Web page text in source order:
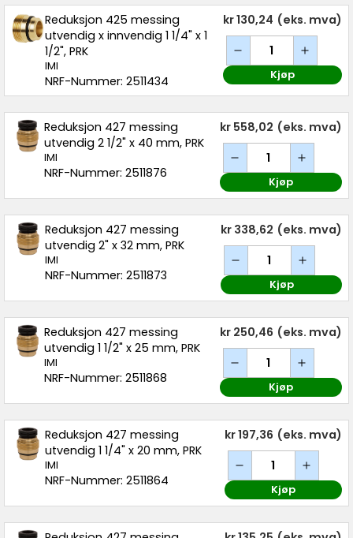
Reduksjon 425 messing
utvendig x innvendig 1 1/4" x 1
1/2", PRK
IMI
NRF-Nummer: 2511434
kr 130,24 (eks. mva)
Kjøp
Reduksjon 427 messing
utvendig 2 1/2" x 40 mm, PRK
IMI
NRF-Nummer: 2511876
kr 558,02 (eks. mva)
Kjøp
Reduksjon 427 messing
utvendig 2" x 32 mm, PRK
IMI
NRF-Nummer: 2511873
kr 338,62 (eks. mva)
Kjøp
Reduksjon 427 messing
utvendig 1 1/2" x 25 mm, PRK
IMI
NRF-Nummer: 2511868
kr 250,46 (eks. mva)
Kjøp
Reduksjon 427 messing
utvendig 1 1/4" x 20 mm, PRK
IMI
NRF-Nummer: 2511864
kr 197,36 (eks. mva)
Kjøp